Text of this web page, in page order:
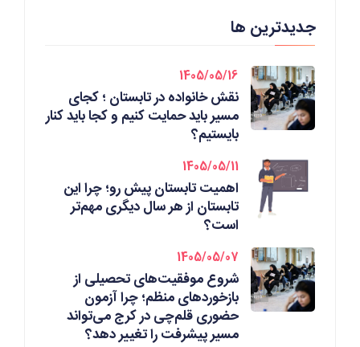
جدیدترین ها
1405/05/16
نقش خانواده در تابستان ؛ کجای
مسیر باید حمایت کنیم و کجا باید کنار
بایستیم؟
1405/05/11
اهمیت تابستان پیش رو؛ چرا این
تابستان از هر سال دیگری مهم‌تر
است؟
1405/05/07
شروع موفقیت‌های تحصیلی از
بازخوردهای منظم؛ چرا آزمون
حضوری قلم‌چی در کرج می‌تواند
مسیر پیشرفت را تغییر دهد؟